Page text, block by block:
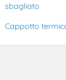
sbagliato
Cappotto